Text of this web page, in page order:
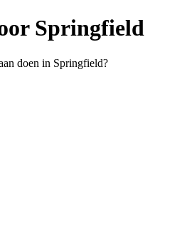
Springfield
doen in Springfield?